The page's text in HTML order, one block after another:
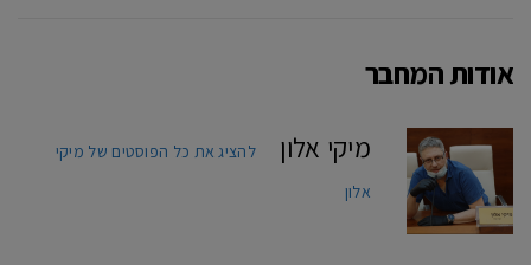
אודות המחבר
מיקי אלון
להציג את כל הפוסטים של מיקי
אלון